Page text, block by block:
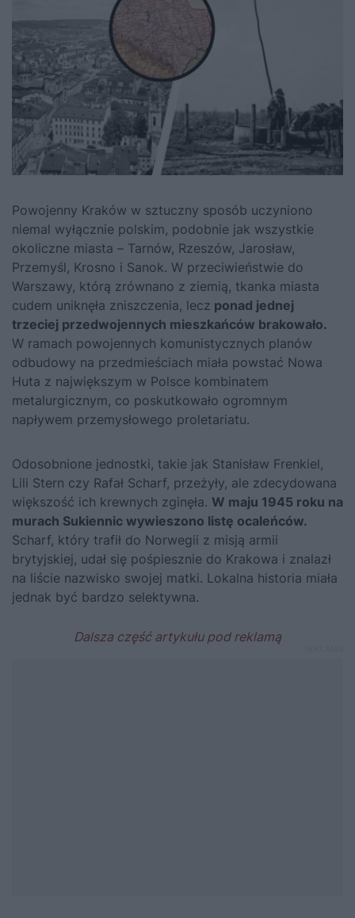
Powojenny Kraków w sztuczny sposób uczyniono
niemal wyłącznie polskim, podobnie jak wszystkie
okoliczne miasta – Tarnów, Rzeszów, Jarosław,
Przemyśl, Krosno i Sanok. W przeciwieństwie do
Warszawy, którą zrównano z ziemią, tkanka miasta
cudem uniknęła zniszczenia, lecz ponad jednej
trzeciej przedwojennych mieszkańców brakowało.
W ramach powojennych komunistycznych planów
odbudowy na przedmieściach miała powstać Nowa
Huta z największym w Polsce kombinatem
metalurgicznym, co poskutkowało ogromnym
napływem przemysłowego proletariatu.
Odosobnione jednostki, takie jak Stanisław Frenkiel,
Lili Stern czy Rafał Scharf, przeżyły, ale zdecydowana
większość ich krewnych zginęła. W maju 1945 roku na
murach Sukiennic wywieszono listę ocaleńców.
Scharf, który trafił do Norwegii z misją armii
brytyjskiej, udał się pośpiesznie do Krakowa i znalazł
na liście nazwisko swojej matki. Lokalna historia miała
jednak być bardzo selektywna.